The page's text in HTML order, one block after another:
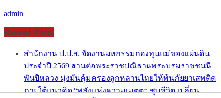
admin
Recent Posts
สำนักงาน ป.ป.ส. จัดงานมหกรรมกองทุนแม่ของแผ่นดิน
ประจำปี 2569 สานต่อพระราชปณิธานพระบรมราชชนนี
พันปีหลวง มุ่งมั่นคุ้มครองลูกหลานไทยให้พ้นภัยยาเสพติด
ภายใต้แนวคิด “พลังแห่งความเมตตา ชุบชีวิต เปลี่ยน